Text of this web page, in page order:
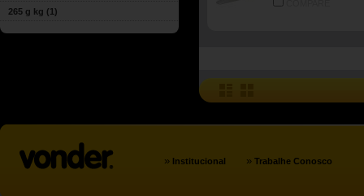
265 g kg (1)
» Institucional » Trabalhe Conosco